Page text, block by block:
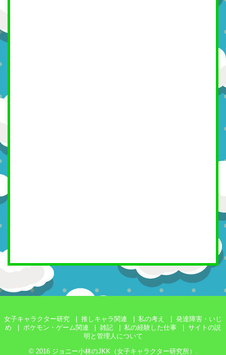
女子キャラクター研究 推しキャラ関連 私の考え
発達障害・いじ
め
ポケモン・ゲーム関連 雑記 私の経験した仕事
サイトの説
明と管理人について
© 2016 ジョニー小林のJKK（女子キャラクター研究所）